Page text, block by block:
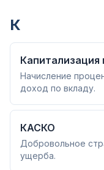
К
Капитализация
Начисление
доход по вкладу.
КАСКО
Добровольное
ущерба.